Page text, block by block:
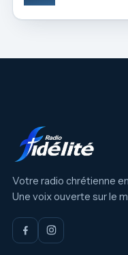
Votre radio chrétienne
Une voix ouverte sur le